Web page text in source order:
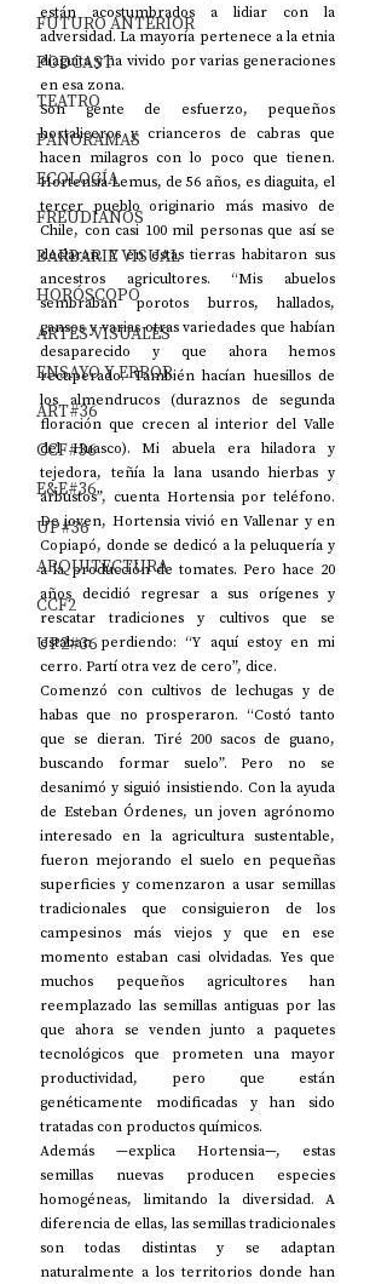
FUTURO ANTERIOR
PODCAST
TEATRO
PANORAMAS
ECOLOGÍA
FREUDIANOS
BARBARIE VISUAL
HORÓSCOPO
ARTES VISUALES
ENSAYO Y ERROR
ART#36
CCF#36
E&E#36
UP#36
ARQUITECTURA
CCF2
UP2#36
están acostumbrados a lidiar con la
adversidad. La mayoría pertenece a la etnia
diaguita y ha vivido por varias generaciones
en esa zona.
Son gente de esfuerzo, pequeños
hortaliceros y crianceros de cabras que
hacen milagros con lo poco que tienen.
Hortensia Lemus, de 56 años, es diaguita, el
tercer pueblo originario más masivo de
Chile, con casi 100 mil personas que así se
declaran. Y en estas tierras habitaron sus
ancestros agricultores. “Mis abuelos
sembraban porotos burros, hallados,
gansos y varias otras variedades que habían
desaparecido y que ahora hemos
recuperado. También hacían huesillos de
los almendrucos (duraznos de segunda
floración que crecen al interior del Valle
del Huasco). Mi abuela era hiladora y
tejedora, teñía la lana usando hierbas y
arbustos”, cuenta Hortensia por teléfono.
De joven, Hortensia vivió en Vallenar y en
Copiapó, donde se dedicó a la peluquería y
a la producción de tomates. Pero hace 20
años decidió regresar a sus orígenes y
rescatar tradiciones y cultivos que se
estaban perdiendo: “Y aquí estoy en mi
cerro. Partí otra vez de cero”, dice.
Comenzó con cultivos de lechugas y de
habas que no prosperaron. “Costó tanto
que se dieran. Tiré 200 sacos de guano,
buscando formar suelo”. Pero no se
desanimó y siguió insistiendo. Con la ayuda
de Esteban Órdenes, un joven agrónomo
interesado en la agricultura sustentable,
fueron mejorando el suelo en pequeñas
superficies y comenzaron a usar semillas
tradicionales que consiguieron de los
campesinos más viejos y que en ese
momento estaban casi olvidadas. Yes que
muchos pequeños agricultores han
reemplazado las semillas antiguas por las
que ahora se venden junto a paquetes
tecnológicos que prometen una mayor
productividad, pero que están
genéticamente modificadas y han sido
tratadas con productos químicos.
Además —explica Hortensia—, estas
semillas nuevas producen especies
homogéneas, limitando la diversidad. A
diferencia de ellas, las semillas tradicionales
son todas distintas y se adaptan
naturalmente a los territorios donde han